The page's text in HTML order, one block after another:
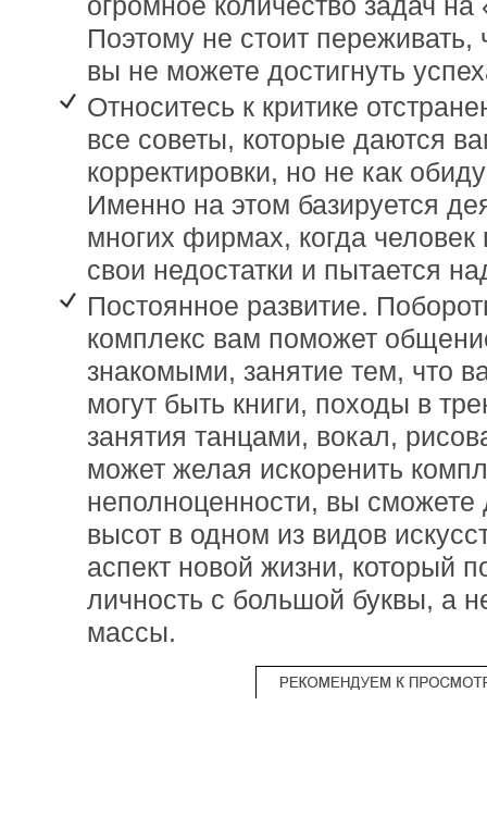
Поэтому не стоит
вы не можете достигнуть
Относитесь к критике
все советы, которые даются
корректировки, но не как
Именно на этом базируется
многих фирмах, когда человек
свои недостатки и пытается
Постоянное развитие.
комплекс вам поможет
знакомыми, занятие тем, что
могут быть книги, походы в
занятия танцами, вокал,
может желая искоренить
неполноценности, вы
высот в одном из видов
аспект новой жизни, который
личность с большой буквы, а
массы.